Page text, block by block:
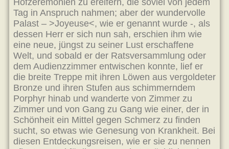
Hofzeremonien zu ereifern, die soviel von jedem
Tag in Anspruch nahmen; aber der wundervolle
Palast – >Joyeuse<, wie er genannt wurde -, als
dessen Herr er sich nun sah, erschien ihm wie
eine neue, jüngst zu seiner Lust erschaffene
Welt, und sobald er der Ratsversammlung oder
dem Audienzzimmer entwischen konnte, lief er
die breite Treppe mit ihren Löwen aus vergoldeter
Bronze und ihren Stufen aus schimmerndem
Porphyr hinab und wanderte von Zimmer zu
Zimmer und von Gang zu Gang wie einer, der in
Schönheit ein Mittel gegen Schmerz zu finden
sucht, so etwas wie Genesung von Krankheit. Bei
diesen Entdeckungsreisen, wie er sie zu nennen